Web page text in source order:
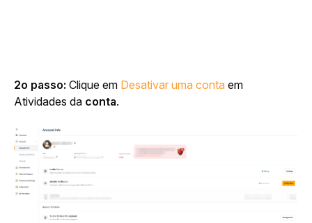
2o passo: Clique em Desativar uma conta em
Atividades da conta.